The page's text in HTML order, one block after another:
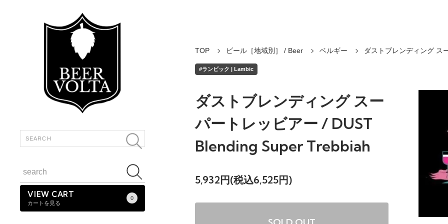
VIEW CART
カートを見る
0
TOP ビール［地域別］ / Beer ベルギー ダストブレンディング ス
#ランビック | Lambic
ダストブレンディング スー
パートレッビアー / DUST
Blending Super Trebbiah
5,932円(税込6,525円)